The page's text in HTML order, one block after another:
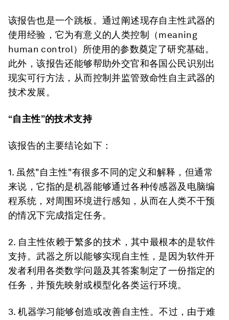
该报告也是一个跳板。通过阐述现存自主性武器的
使用经验，它为有意义的人类控制（meaning
human control）所使用的参数奠定了研究基础。
此外，该报告还能够帮助外交官和各国公民识别出
现实可行方法，从而控制并监管致命性自主武器的
技术发展。
“自主性”的技术支持
该报告的主要结论如下：
1. 虽然"自主性"有很多不同的定义和解释，但通常
来说，它指的是机器能够通过各种传感器及电脑编
程系统，对周围环境进行感知，从而在人类不干预
的情况下完成指定任务。
2. 自主性依赖于繁多的技术，其中最根本的是软件
支持。武器之所以能够实现自主性，是因为软件开
发者利用各类数学问题及其答案制定了一份指定的
任务，并预先映射或模型化各类运行环境。
3. 机器学习能够创造或改善自主性。不过，由于难